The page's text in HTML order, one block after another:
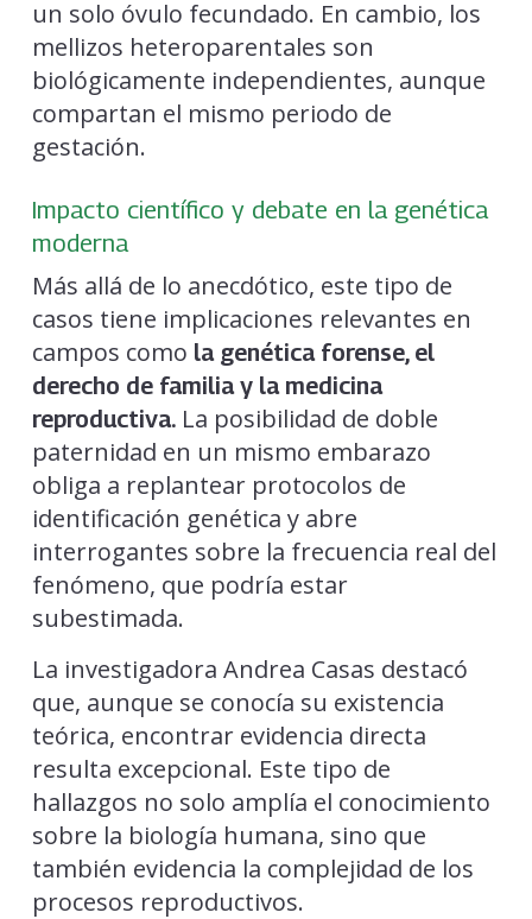
un solo óvulo fecundado. En cambio, los
mellizos heteroparentales son
biológicamente independientes, aunque
compartan el mismo periodo de
gestación.
Impacto científico y debate en la genética
moderna
Más allá de lo anecdótico, este tipo de
casos tiene implicaciones relevantes en
campos como la genética forense, el
derecho de familia y la medicina
reproductiva.La posibilidad de doble
paternidad en un mismo embarazo
obliga a replantear protocolos de
identificación genética y abre
interrogantes sobre la frecuencia real del
fenómeno, que podría estar
subestimada.
La investigadora Andrea Casas destacó
que, aunque se conocía su existencia
teórica, encontrar evidencia directa
resulta excepcional. Este tipo de
hallazgos no solo amplía el conocimiento
sobre la biología humana, sino que
también evidencia la complejidad de los
procesos reproductivos.